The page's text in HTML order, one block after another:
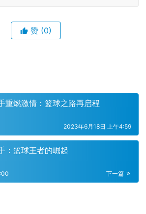
赞 (0)
重燃激情：篮球之路再启程
2023年6月18日 上午4:59
：篮球王者的崛起
下一篇